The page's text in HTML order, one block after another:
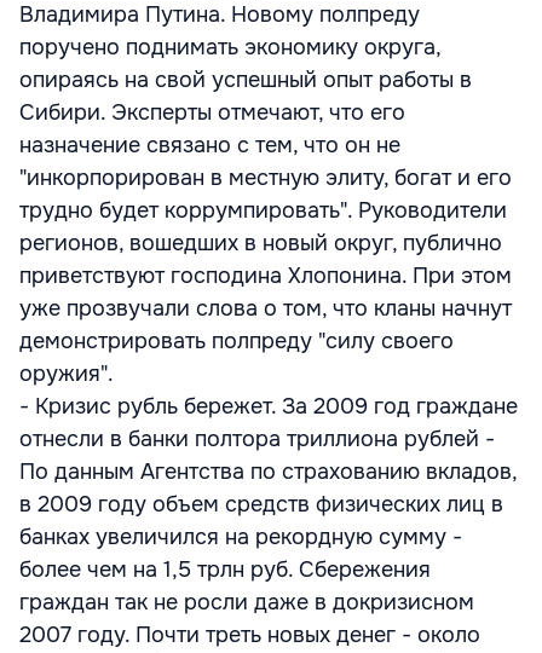
Владимира Путина. Новому полпреду
поручено поднимать экономику округа,
опираясь на свой успешный опыт работы в
Сибири. Эксперты отмечают, что его
назначение связано с тем, что он не
"инкорпорирован в местную элиту, богат и его
трудно будет коррумпировать". Руководители
регионов, вошедших в новый округ, публично
приветствуют господина Хлопонина. При этом
уже прозвучали слова о том, что кланы начнут
демонстрировать полпреду "силу своего
оружия".
- Кризис рубль бережет. За 2009 год граждане
отнесли в банки полтора триллиона рублей -
По данным Агентства по страхованию вкладов,
в 2009 году объем средств физических лиц в
банках увеличился на рекордную сумму -
более чем на 1,5 трлн руб. Сбережения
граждан так не росли даже в докризисном
2007 году. Почти треть новых денег - около